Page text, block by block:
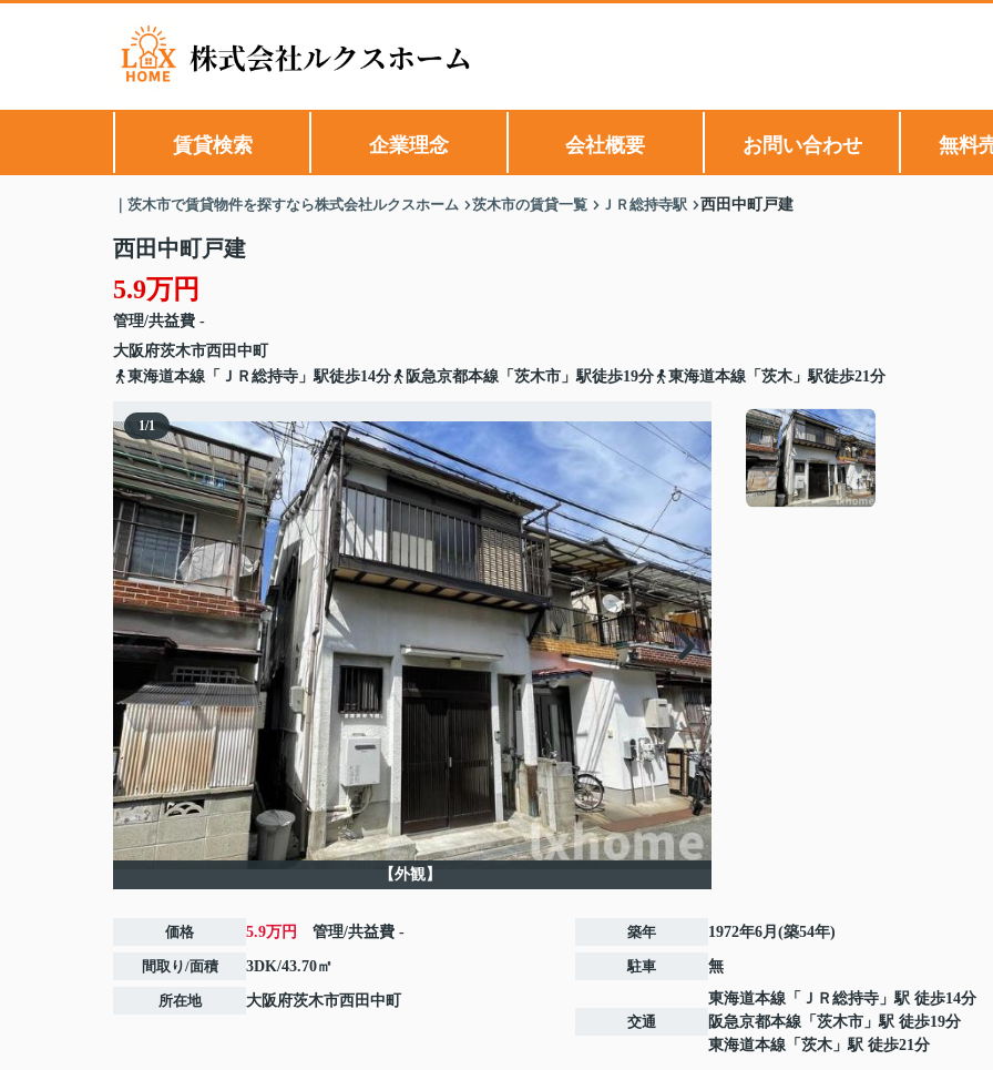
賃貸検索 企業理念 会社概要 お問い合わせ 無料
｜茨木市で賃貸物件を探すなら株式会社ルクスホーム 茨木市の賃貸一覧 ＪＲ総持寺駅 西田中町戸建
西田中町戸建
5.9万円
管理/共益費 -
大阪府茨木市西田中町
東海道本線「ＪＲ総持寺」駅徒歩14分
阪急京都本線「茨木市」駅徒歩19分 東海道本線「茨木」駅徒歩21分
1/1
【外観】
価格 5.9万円 管理/共益費 -
間取り/面積 3DK/43.70㎡
所在地 大阪府茨木市西田中町
築年 1972年6月(築54年)
駐車 無
交通
東海道本線 「 ＪＲ総持寺 」駅 徒歩14分
阪急京都本線 「 茨木市 」駅 徒歩19分
東海道本線 「 茨木 」駅 徒歩21分